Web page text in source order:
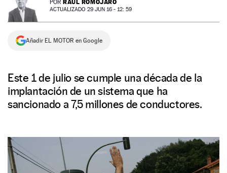
NEWSLETTER
SÍGUENOS
POR RAÚL ROMOJARO
ACTUALIZADO 29 JUN 16 - 12: 59
Añadir EL MOTOR en Google
Este 1 de julio se cumple una década de la
implantación de un sistema que ha
sancionado a 7,5 millones de conductores.